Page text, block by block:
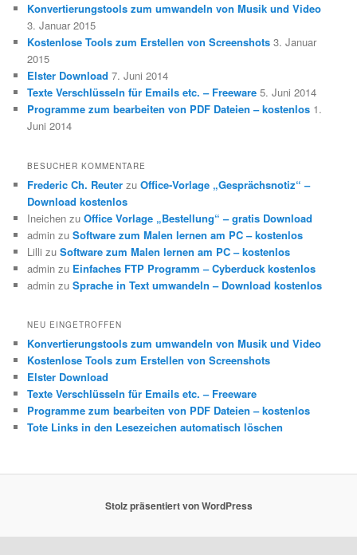
Konvertierungstools zum umwandeln von Musik und Video
3. Januar 2015
Kostenlose Tools zum Erstellen von Screenshots 3. Januar
2015
Elster Download 7. Juni 2014
Texte Verschlüsseln für Emails etc. – Freeware 5. Juni 2014
Programme zum bearbeiten von PDF Dateien – kostenlos 1.
Juni 2014
BESUCHER KOMMENTARE
Frederic Ch. Reuter zuOffice-Vorlage „Gesprächsnotiz“ –
Download kostenlos
Ineichen zuOffice Vorlage „Bestellung“ – gratis Download
admin zuSoftware zum Malen lernen am PC – kostenlos
Lilli zuSoftware zum Malen lernen am PC – kostenlos
admin zu Einfaches FTP Programm – Cyberduck kostenlos
admin zuSprache in Text umwandeln – Download kostenlos
NEU EINGETROFFEN
Konvertierungstools zum umwandeln von Musik und Video
Kostenlose Tools zum Erstellen von Screenshots
Elster Download
Texte Verschlüsseln für Emails etc. – Freeware
Programme zum bearbeiten von PDF Dateien – kostenlos
Tote Links in den Lesezeichen automatisch löschen
Stolz präsentiert von WordPress